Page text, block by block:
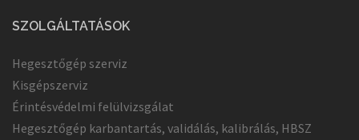
SZOLGÁLTATÁSOK
Hegesztőgép szerviz
Kisgépszerviz
Érintésvédelmi felülvizsgálat
Hegesztőgép karbantartás, validálás, kalibrálás, HBSZ